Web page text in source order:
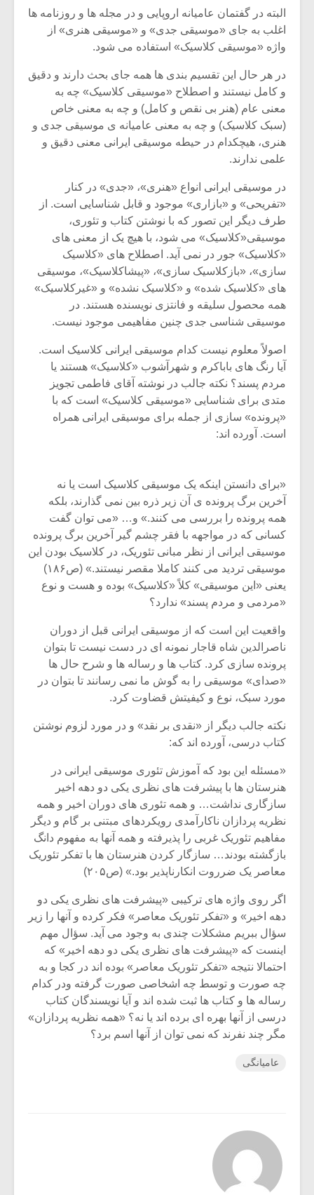
البته در گفتمان عامیانه اروپایی و در مجله ها و روزنامه ها
اغلب به جای «موسیقی جدی» و «موسیقی هنری» از
واژه «موسیقی کلاسیک» استفاده می شود.
در هر حال این تقسیم بندی ها همه جای بحث دارند و دقیق
و کامل نیستند و اصطلاح «موسیقی کلاسیک» چه به
معنی عام (هنر بی نقص و کامل) و چه به معنی خاص
(سبک کلاسیک) و چه به معنی عامیانه ی موسیقی جدی و
هنری، هیچکدام در حیطه موسیقی ایرانی معنی دقیق و
علمی ندارند.
در موسیقی ایرانی انواع «هنری»، «جدی» در کنار
«تفریحی» و «بازاری» موجود و قابل شناسایی است. از
طرف دیگر این تصور که با نوشتن کتاب و تئوری،
موسیقی«کلاسیک» می شود، با هیچ یک از معنی های
«کلاسیک» جور در نمی آید. اصطلاح های «کلاسیک
سازی»، «بازکلاسیک سازی»، «پیشاکلاسیک»، موسیقی
های «کلاسیک شده» و «کلاسیک نشده» و «غیرکلاسیک»
همه محصول سلیقه و فانتزی نویسنده هستند. در
موسیقی شناسی جدی چنین مفاهیمی موجود نیست.
اصولاً معلوم نیست کدام موسیقی ایرانی کلاسیک است.
آیا رنگ های باباکرم و شهرآشوب «کلاسیک» هستند یا
مردم پسند؟ نکته جالب در نوشته آقای فاطمی تجویز
متدی برای شناسایی «موسیقی کلاسیک» است که با
«پرونده» سازی از جمله برای موسیقی ایرانی همراه
است. آورده اند:
«برای دانستن اینکه یک موسیقی کلاسیک است یا نه
آخرین برگ پرونده ی آن زیر ذره بین نمی گذارند، بلکه
همه پرونده را بررسی می کنند.» و… «می توان گفت
کسانی که در مواجهه با فقر چشم گیر آخرین برگ پرونده
موسیقی ایرانی از نظر مبانی تئوریک، در کلاسیک بودن این
موسیقی تردید می کنند کاملا مقصر نیستند.» (ص۱۸۶)
یعنی «این موسیقی» کلاً «کلاسیک» بوده و هست و نوع
«مردمی و مردم پسند» ندارد؟
واقعیت این است که از موسیقی ایرانی قبل از دوران
ناصرالدین شاه قاجار نمونه ای در دست نیست تا بتوان
پرونده سازی کرد. کتاب ها و رساله ها و شرح حال ها
«صدای» موسیقی را به گوش ما نمی رسانند تا بتوان در
مورد سبک، نوع و کیفیتش قضاوت کرد.
نکته جالب دیگر از «نقدی بر نقد» و در مورد لزوم نوشتن
کتاب درسی، آورده اند که:
«مسئله این بود که آموزش تئوری موسیقی ایرانی در
هنرستان ها با پیشرفت های نظری یکی دو دهه اخیر
سازگاری نداشت… و همه تئوری های دوران اخیر و همه
نظریه پردازان ناکارآمدی رویکردهای مبتنی بر گام و دیگر
مفاهیم تئوریک غربی را پذیرفته و همه آنها به مفهوم دانگ
بازگشته بودند… سازگار کردن هنرستان ها با تفکر تئوریک
معاصر یک ضرروت انکارناپذیر بود.» (ص۲۰۵)
اگر روی واژه های ترکیبی «پیشرفت های نظری یکی دو
دهه اخیر» و «تفکر تئوریک معاصر» فکر کرده و آنها را زیر
سؤال ببریم مشکلات چندی به وجود می آید. سؤال مهم
اینست که «پیشرفت های نظری یکی دو دهه اخیر» که
احتمالا نتیجه «تفکر تئوریک معاصر» بوده اند در کجا و به
چه صورت و توسط چه اشخاصی صورت گرفته ودر کدام
رساله ها و کتاب ها ثبت شده اند و آیا نویسندگان کتاب
درسی از آنها بهره ای برده اند یا نه؟ «همه نظریه پردازان»
مگر چند نفرند که نمی توان از آنها اسم برد؟
عامیانگی
یادداشتی بر موسیقی
متن فیلم «متری
شیش و نیم»
اگر نمی توانی
مشهورترین باشی،
بدنام ترین باش
سکانسی